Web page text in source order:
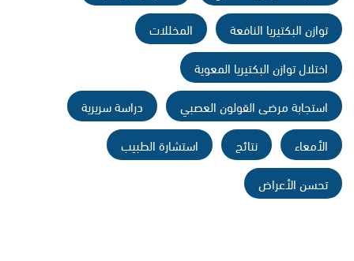
توازن البكتيريا النافعة
المخللات
اختلال توازن البكتيريا المعوية
استجابة مرضى القولون العصبي
دراسة سريرية
الأمعاء
نتائج
استشارة الطبيب
تحسن الأعراض